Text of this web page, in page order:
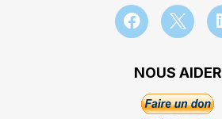
NOUS AIDER